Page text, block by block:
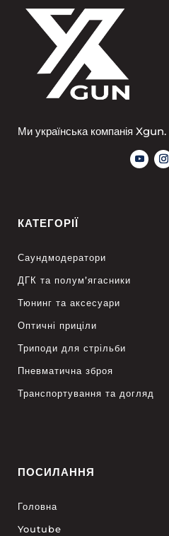
Ми українська компанія Xgun.
КАТЕГОРІЇ
Саундмодератори
ДГК та полум’ягасники
Тюнинг та аксесуари
Оптичні приціли
Триподи для стрільби
Пневматична зброя
Транспортування та догляд
ПОСИЛАННЯ
Головна
Youtube